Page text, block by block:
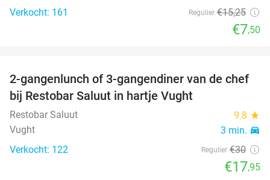
Verkocht: 161 Regulier €15,25
€7,50
40%
2-gangenlunch of 3-gangendiner van de chef
bij Restobar Saluut in hartje Vught
Restobar Saluut 9.8 star
Vught 3 min. directions_car
Verkocht: 122 Regulier €30
€17,95